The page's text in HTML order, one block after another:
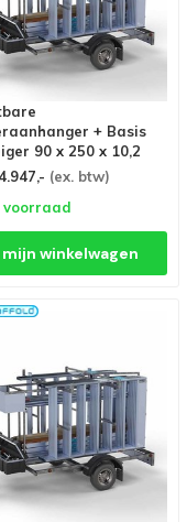
+ Basis
90 x 250 x 10,2
4.947,- (ex. btw)
voorraad
mijn winkelwagen